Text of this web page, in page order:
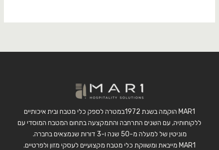
MAR1 הוקמה בשנת 1972במטרה לספק כלי מטבח ובית איכותיים
ללקוחותיה, עם השנים התרחבה והתמקצעה בתחום המטבח המוסדי עם
מוניטין של למעלה מ-50 שנה ו-3 דורות שנמצאים בחברה.
MAR1 מייבאת ומשווקת כלי מטבח מקצועיים לעסקי מזון ולפרטיים.